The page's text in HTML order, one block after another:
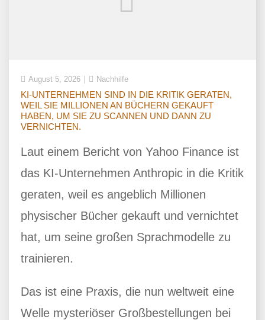
August 5, 2026 Nachhilfe
KI-UNTERNEHMEN SIND IN DIE KRITIK GERATEN,
WEIL SIE MILLIONEN AN BÜCHERN GEKAUFT
HABEN, UM SIE ZU SCANNEN UND DANN ZU
VERNICHTEN.
Laut einem Bericht von Yahoo Finance ist
das KI-Unternehmen Anthropic in die Kritik
geraten, weil es angeblich Millionen
physischer Bücher gekauft und vernichtet
hat, um seine großen Sprachmodelle zu
trainieren.
Das ist eine Praxis, die nun weltweit eine
Welle mysteriöser Großbestellungen bei